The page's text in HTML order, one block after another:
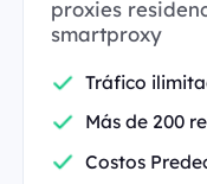
proxies
smartproxy
Tráfico
Más de 200
Costos